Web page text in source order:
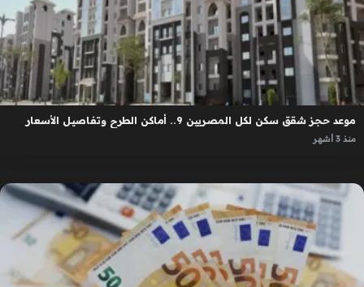
موعد حجز شقق سكن لكل المصريين 9.. أماكن الطرح وتفاصيل الأسعار
منذ 3 أشهر